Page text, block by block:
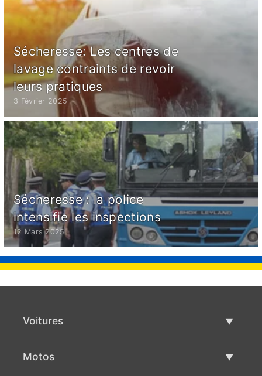
Sécheresse: Les centres de
lavage contraints de revoir
leurs pratiques
3 Février 2025
Sécheresse : la police
intensifie les inspections
12 Mars 2025
Voitures
Motos